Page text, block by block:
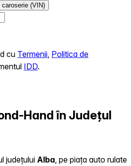
caroserie (VIN)
cu Termenii Politica de
IDD.
Hand în Județul
județului Alba , pe piața auto rulate